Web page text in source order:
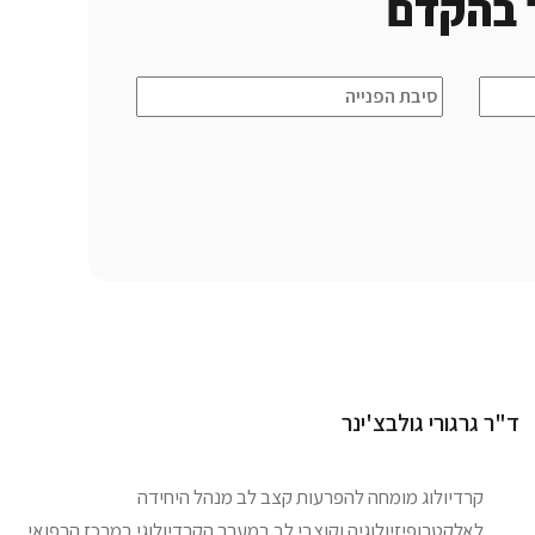
ד"ר גרגורי גולבצ'ינר
קרדיולוג מומחה להפרעות קצב לב מנהל היחידה